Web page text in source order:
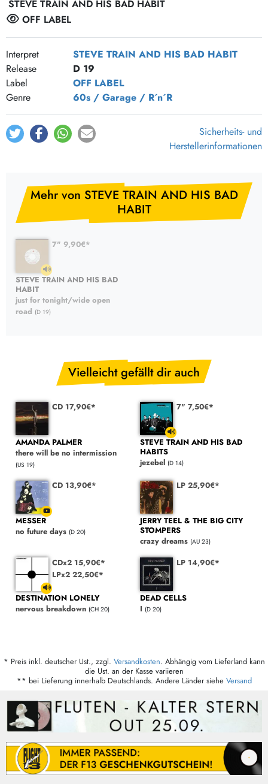
STEVE TRAIN AND HIS BAD HABIT
OFF LABEL
Interpret
STEVE TRAIN AND HIS BAD HABIT
Release
D 19
Label
OFF LABEL
Genre
60s / Garage / R´n´R
Sicherheits- und
Herstellerinformationen
Mehr von STEVE TRAIN AND HIS BAD
HABIT
7" 9,90€*
STEVE TRAIN AND HIS BAD
HABIT
just for tonight/wide open
road (D 19)
Vielleicht gefällt dir auch
CD 17,90€*
AMANDA PALMER
there will be no intermission
(US 19)
7" 7,50€*
STEVE TRAIN AND HIS BAD
HABITS
jezebel (D 14)
CD 13,90€*
MESSER
no future days (D 20)
LP 25,90€*
JERRY TEEL & THE BIG CITY
STOMPERS
crazy dreams (AU 23)
CDx2 15,90€*
LPx2 22,50€*
DESTINATION LONELY
nervous breakdown (CH 20)
LP 14,90€*
DEAD CELLS
I (D 20)
* Preis inkl. deutscher Ust., zzgl. Versandkosten. Abhängig vom Lieferland kann
die Ust. an der Kasse variieren
** bei Lieferung innerhalb Deutschlands. Andere Länder siehe Versand